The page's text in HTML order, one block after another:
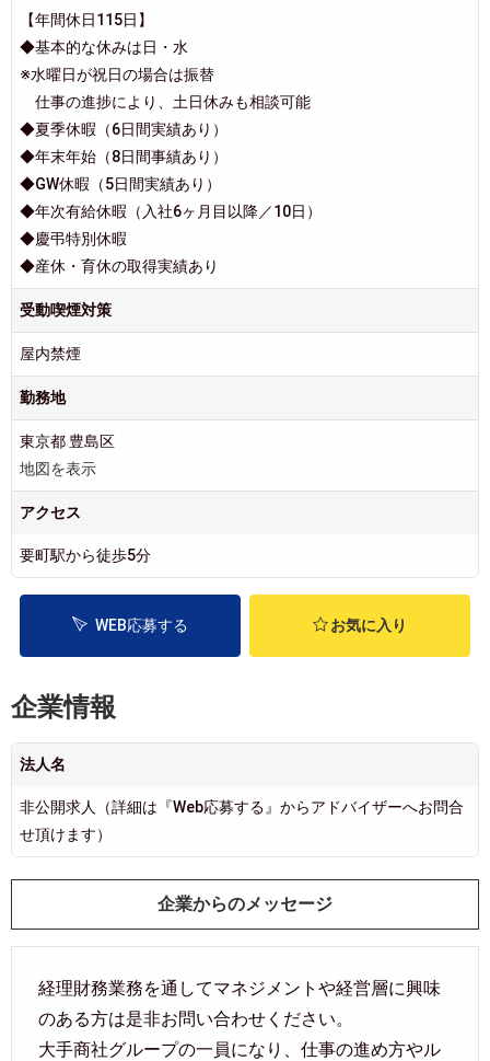
【年間休日115日】
◆基本的な休みは日・水
※水曜日が祝日の場合は振替
仕事の進捗により、土日休みも相談可能
◆夏季休暇（6日間実績あり）
◆年末年始（8日間事績あり）
◆GW休暇（5日間実績あり）
◆年次有給休暇（入社6ヶ月目以降／10日）
◆慶弔特別休暇
◆産休・育休の取得実績あり
受動喫煙対策
屋内禁煙
勤務地
東京都 豊島区
地図を表示
アクセス
要町駅から徒歩5分
WEB応募する お気に入り
企業情報
法人名
非公開求人（詳細は『Web応募する』からアドバイザーへお問合
せ頂けます）
企業からのメッセージ
経理財務業務を通してマネジメントや経営層に興味
のある方は是非お問い合わせください。
大手商社グループの一員になり、仕事の進め方やル